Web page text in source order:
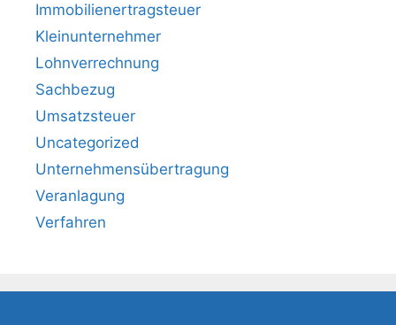
Immobilienertragsteuer
Kleinunternehmer
Lohnverrechnung
Sachbezug
Umsatzsteuer
Uncategorized
Unternehmensübertragung
Veranlagung
Verfahren